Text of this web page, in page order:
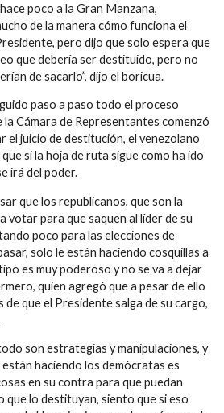
poco a la Gran Manzana,
de la manera cómo funciona el
pero dijo que solo espera que
que debería ser destituido, pero no
de sacarlo”, dijo el boricua.
paso a paso todo el proceso
Cámara de Representantes comenzó
el juicio de destitución, el venezolano
si la hoja de ruta sigue como ha ido
irá del poder.
que los republicanos, que son la
votar para que saquen al líder de su
poco para las elecciones de
solo le están haciendo cosquillas a
es muy poderoso y no se va a dejar
quien agregó que a pesar de ello
de que el Presidente salga de su cargo,
son estrategias y manipulaciones, y
haciendo los demócratas es
en su contra para que puedan
que lo destituyan, siento que si eso